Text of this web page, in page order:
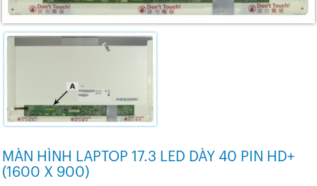
MÀN HÌNH LAPTOP 17.3 LED DÀY 40 PIN HD+
(1600 X 900)